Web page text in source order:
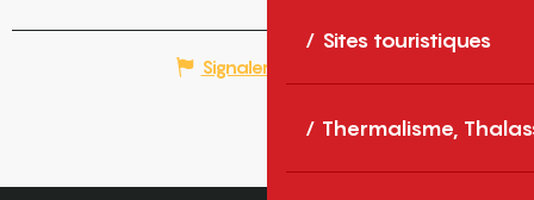
Sites touristiques
Thermalisme,
Signaler une erreur